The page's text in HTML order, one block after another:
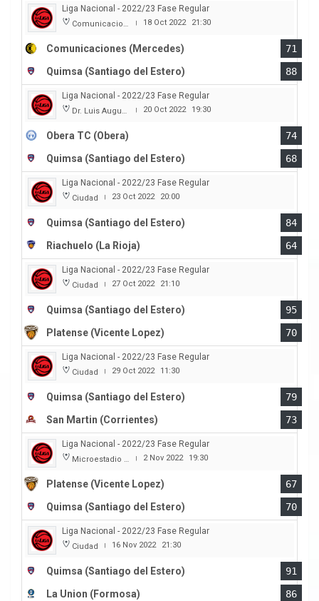
Liga Nacional - 2022/23 Fase Regular
Comunicaciones | 18 Oct 2022 21:30
Comunicaciones (Mercedes)
71
Quimsa (Santiago del Estero)
88
Liga Nacional - 2022/23 Fase Regular
Dr. Luis Augusto Derna | 20 Oct 2022 19:30
Obera TC (Obera)
74
Quimsa (Santiago del Estero)
68
Liga Nacional - 2022/23 Fase Regular
Ciudad | 23 Oct 2022 20:00
Quimsa (Santiago del Estero)
84
Riachuelo (La Rioja)
64
Liga Nacional - 2022/23 Fase Regular
Ciudad | 27 Oct 2022 21:10
Quimsa (Santiago del Estero)
95
Platense (Vicente Lopez)
70
Liga Nacional - 2022/23 Fase Regular
Ciudad | 29 Oct 2022 11:30
Quimsa (Santiago del Estero)
79
San Martin (Corrientes)
73
Liga Nacional - 2022/23 Fase Regular
Microestadio Ciudad de Vicente Lopez | 2 Nov 2022 19:30
Platense (Vicente Lopez)
67
Quimsa (Santiago del Estero)
70
Liga Nacional - 2022/23 Fase Regular
Ciudad | 16 Nov 2022 21:30
Quimsa (Santiago del Estero)
91
La Union (Formosa)
86